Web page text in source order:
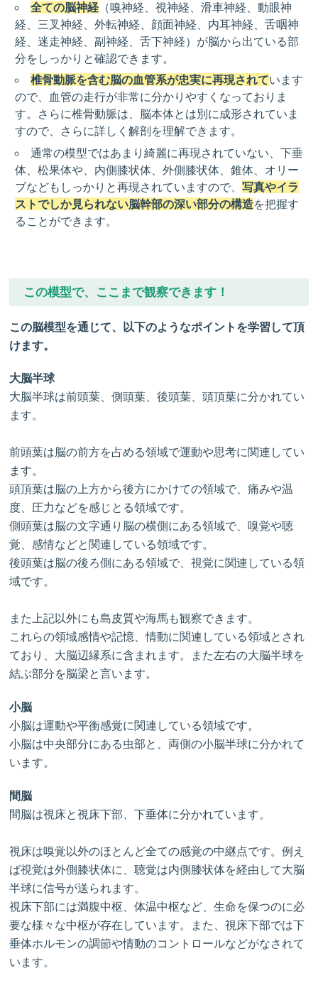
全ての脳神経 （嗅神経、視神経、滑車神経、動眼神
経、三叉神経、外転神経、顔面神経、内耳神経、舌咽神
経、迷走神経、副神経、舌下神経）が脳から出ている部
分をしっかりと確認できます。
椎骨動脈を含む脳の血管系が忠実に再現されています
ので、血管の走行が非常に分かりやすくなっておりま
す。さらに椎骨動脈は、脳本体とは別に成形されていま
すので、さらに詳しく解剖を理解できます。
通常の模型ではあまり綺麗に再現されていない、下垂
体、松果体や、内側膝状体、外側膝状体、錐体、オリー
ブなどもしっかりと再現されていますので、写真やイラ
ストでしか見られない脳幹部の深い部分の構造を把握す
ることができます。
この模型で、ここまで観察できます！
この脳模型を通じて、以下のようなポイントを学習して頂
けます。
大脳半球
大脳半球は前頭葉、側頭葉、後頭葉、頭頂葉に分かれてい
ます。
前頭葉は脳の前方を占める領域で運動や思考に関連してい
ます。
頭頂葉は脳の上方から後方にかけての領域で、痛みや温
度、圧力などを感じとる領域です。
側頭葉は脳の文字通り脳の横側にある領域で、嗅覚や聴
覚、感情などと関連している領域です。
後頭葉は脳の後ろ側にある領域で、視覚に関連している領
域です。
また上記以外にも島皮質や海馬も観察できます。
これらの領域感情や記憶、情動に関連している領域とされ
ており、大脳辺縁系に含まれます。また左右の大脳半球を
結ぶ部分を脳梁と言います。
小脳
小脳は運動や平衡感覚に関連している領域です。
小脳は中央部分にある虫部と、両側の小脳半球に分かれて
います。
間脳
間脳は視床と視床下部、下垂体に分かれています。
視床は嗅覚以外のほとんど全ての感覚の中継点です。例え
ば視覚は外側膝状体に、聴覚は内側膝状体を経由して大脳
半球に信号が送られます。
視床下部には満腹中枢、体温中枢など、生命を保つのに必
要な様々な中枢が存在しています。また、視床下部では下
垂体ホルモンの調節や情動のコントロールなどがなされて
います。